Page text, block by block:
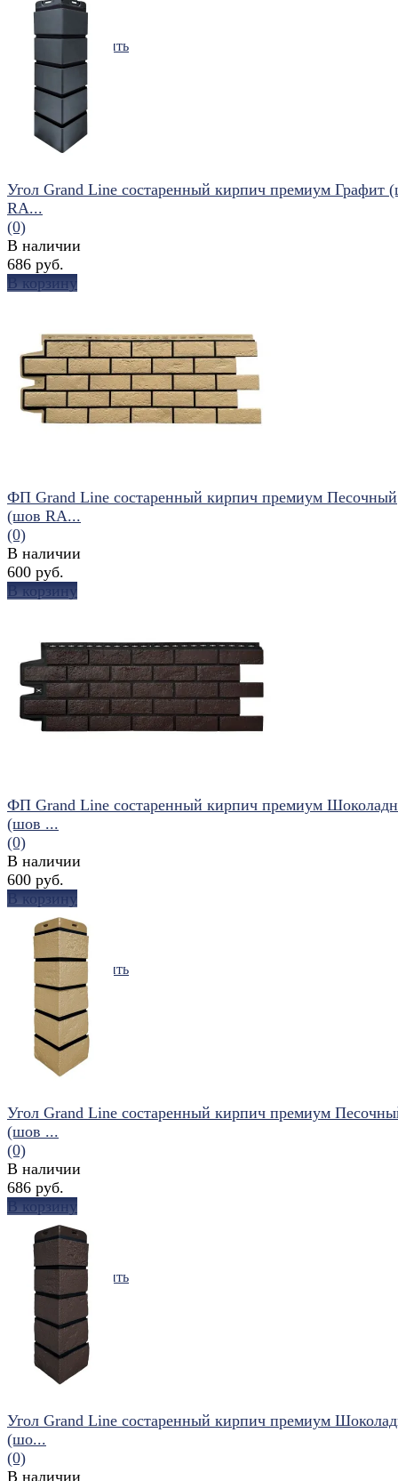
сравнить
избранное сравнить
Угол Grand Line состаренный кирпич премиум Графит
RA...
(0)
В наличии
686 руб.
В корзину
избранное сравнить
ФП Grand Line состаренный кирпич премиум Песочный
(шов RA...
(0)
В наличии
600 руб.
В корзину
избранное сравнить
ФП Grand Line состаренный кирпич премиум
(шов ...
(0)
В наличии
600 руб.
В корзину
избранное сравнить
Угол Grand Line состаренный кирпич премиум
(шов ...
(0)
В наличии
686 руб.
В корзину
Угол Grand Line состаренный кирпич премиум
(шо...
(0)
В наличии